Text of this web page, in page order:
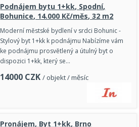
Podnájem bytu 1+kk, Spodní,
Bohunice, 14.000 Kč/měs, 32 m2
Moderní městské bydlení v srdci Bohunic -
Stylový byt 1+kk k podnájmu Nabízíme vám
ke podnájmu prosvětlený a útulný byt o
dispozici 1+kk, který se…
14000 CZK / objekt / měsíc
Pronájem, Byt 1+kk, Brno